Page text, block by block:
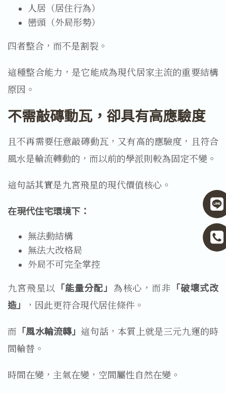
人居（居住行為）
巒頭（外局形勢）
四者整合，而不是割裂。
這種整合能力，是它能成為現代居家主流的重要結構
原因。
不需敲磚動瓦，卻具有高應驗度
且不再需要任意敲磚動瓦，又有高的應驗度，且符合
風水是輪流轉動的，而以前的學派則較為固定不變。
這句話其實是九宮飛星的現代價值核心。
在現代住宅環境下：
無法動結構
無法大改格局
外局不可完全掌控
九宮飛星以 「能量分配」 為核心，而非 「破壞式改
造」
，因此更符合現代居住條件。
而 「風水輪流轉」 這句話，本質上就是三元九運的時
間輪替。
時間在變，主氣在變，空間屬性自然在變。